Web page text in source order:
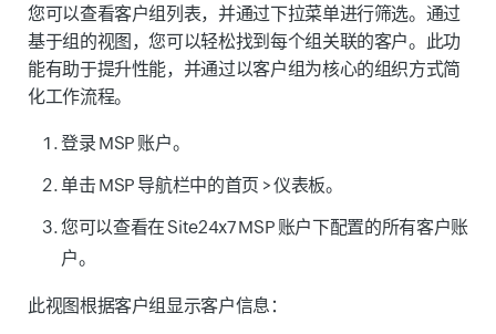
您可以查看客户组列表，并通过下拉菜单进行筛选。通过
基于组的视图 ，您可以轻松找到每个组关联的客户。此功
能有助于提升性能，并通过以客户组为核心的组织方式简
化工作流程。
登录 MSP 账户。
单击 MSP 导航栏中的首页 >仪表板。
您可以查看在 Site24x7 MSP 账户下配置的所有客户账
户。
此视图根据客户组显示客户信息：